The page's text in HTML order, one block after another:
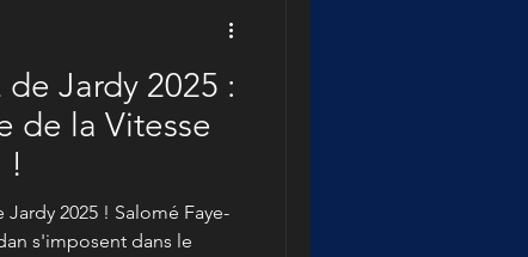
Jardy 2025 :
de la Vitesse
!
Jardy 2025 ! Salomé Faye-
s'imposent dans le